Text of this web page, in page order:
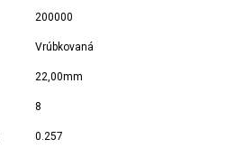
200000
Vrúbkovaná
22,00mm
8
0.257